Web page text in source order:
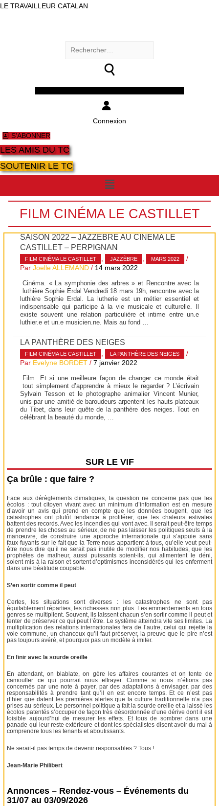
LE TRAVAILLEUR CATALAN
Rechercher :
Connexion
S'ABONNER
LES AMIS DU TC
SOUTENIR LE TC
Menu
FILM CINÉMA LE CASTILLET
SAISON 2022 – JAZZÈBRE AU CINÉMA LE
CASTILLET – PERPIGNAN
FILM CINÉMA LE CASTILLET , JAZZÈBRE , MARS 2022
/
ParJoelle ALLEMAND / 14 mars 2022
Cinéma. « La symphonie des arbres » et Rencontre avec la
luthière Sophie Erdal Vendredi 18 mars 19h, rencontre avec la
luthière Sophie Erdal. La lutherie est un métier essentiel et
indispensable qui participe à la vie musicale et culturelle. Il
existe souvent une relation particulière et intime entre un.e
luthier.e et un.e musicien.ne. Mais au fond …
LA PANTHÈRE DES NEIGES
FILM CINÉMA LE CASTILLET LA PANTHÈRE DES NEIGES
/
Par Evelyne BORDET /7 janvier 2022
Film. Et si une meilleure façon de changer ce monde était
tout simplement d’apprendre à mieux le regarder ? L’écrivain
Sylvain Tesson et le photographe animalier Vincent Munier,
unis par une amitié de baroudeurs arpentent les hauts plateaux
du Tibet, dans leur quête de la panthère des neiges. Tout en
célébrant la beauté du monde, …
SUR LE VIF
Ça brûle : que faire ?
Face aux dérèglements climatiques, la question ne concerne pas que les
écolos : tout citoyen vivant avec un minimum d’information est en mesure
d’avoir un avis qui prend en compte que les données bougent, que les
catastrophes ont plutôt tendance à proliférer, que les chaleurs estivales
battent des records. Avec les incendies qui vont avec. Il serait peut-être temps
de prendre les choses au sérieux, de ne pas laisser les politiques seuls à la
manœuvre, de construire une approche internationale qui s’appuie sans
faux-fuyants sur le fait que la Terre nous appartient à tous, qu’elle veut peut-
être nous dire qu’il ne serait pas inutile de modifier nos habitudes, que les
prophètes de malheur, aussi puissants soient-ils, qui alimentent le déni,
soient mis à la raison et sortent d’optimismes inconsidérés qui les enferment
dans une béatitude coupable.
S’en sortir comme il peut
Certes, les situations sont diverses : les catastrophes ne sont pas
équitablement réparties, les richesses non plus. Les emmerdements en tous
genres se multiplient. Souvent, ils laissent chacun s’en sortir comme il peut et
tenter de préserver ce qui peut l’être. Le système atteindra vite ses limites. La
multiplication des relations internationales fera de l’autre, celui qui rejette la
voie commune, un chanceux qu’il faut préserver, la preuve que le pire n’est
pas toujours avéré, et pourquoi pas un modèle à imiter.
En finir avec la sourde oreille
En attendant, on blablate, on gère les affaires courantes et on tente de
camoufler ce qui pourrait nous effrayer. Comme si nous n’étions pas
concernés par une note à payer, par des adaptations à envisager, par des
responsabilités à prendre tant qu’il en est encore temps. Et ce n’est pas
d’hier que datent les premières alertes que la culture traditionnelle n’a pas
prises au sérieux. Le personnel politique a fait la sourde oreille et a laissé les
écolos patentés s’occuper de façon très désordonnée d’une dérive dont il est
loisible aujourd’hui de mesurer les effets. Et tous de sombrer dans une
panade qui leur reste extérieure et dont les spécialistes disent avoir du mal à
comprendre tous les tenants et aboutissants.
Ne serait-il pas temps de devenir responsables ? Tous !
Jean-Marie Philibert
Annonces – Rendez-vous – Événements du
31/07 au 03/09/2026